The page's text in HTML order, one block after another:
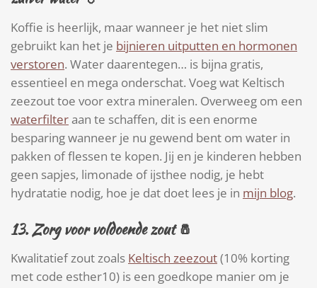
Koffie is heerlijk, maar wanneer je het niet slim
gebruikt kan het je bijnieren uitputten en hormonen
verstoren. Water daarentegen… is bijna gratis,
essentieel en mega onderschat. Voeg wat Keltisch
zeezout toe voor extra mineralen. Overweeg om een
waterfilteraan te schaffen, dit is een enorme
besparing wanneer je nu gewend bent om water in
pakken of flessen te kopen. Jij en je kinderen hebben
geen sapjes, limonade of ijsthee nodig, je hebt
hydratatie nodig, hoe je dat doet lees je in mijn blog.
13.Zorg voor voldoende zout🧂
Kwalitatief zout zoals Keltisch zeezout(10% korting
met code esther10) is een goedkope manier om je